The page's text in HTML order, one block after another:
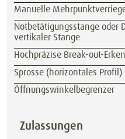
Manuelle
Notbetätigungsstange oder
vertikaler Stange
Hochpräzise Break-out-
Sprosse (horizontales Profil)
Öffnungswinkelbegrenzer
Zulassungen